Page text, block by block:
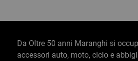
Da Oltre 50 anni Maranghi si
accessori auto, moto, ciclo e